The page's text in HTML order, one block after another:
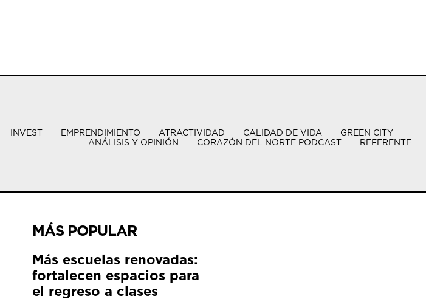
INVEST EMPRENDIMIENTO ATRACTIVIDAD CALIDAD DE VIDA
GREEN CITY
ANÁLISIS Y OPINIÓN
CORAZÓN DEL NORTE PODCAST REFERENTE
MÁS POPULAR
Más escuelas renovadas:
fortalecen espacios para
el regreso a clases